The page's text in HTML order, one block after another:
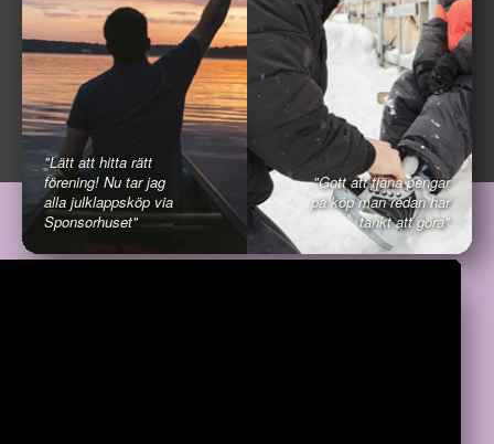
"Lätt att hitta rätt
förening! Nu tar jag
alla julklappsköp via
Sponsorhuset"
"Gott att tjäna pengar
på köp man redan har
tänkt att göra"